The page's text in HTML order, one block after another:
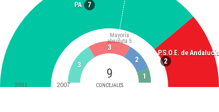
PA 7
P.S.O.E. de Andalucía
2
9
CONCEJALES
Mayoría
absoluta 5
3
3
2
1
2011 2007